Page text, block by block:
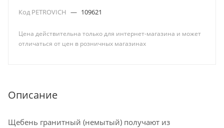
Код PETROVICH — 109621
Цена действительна только для интернет-магазина и может
отличаться от цен в розничных магазинах
Описание
Щебень гранитный (немытый) получают из